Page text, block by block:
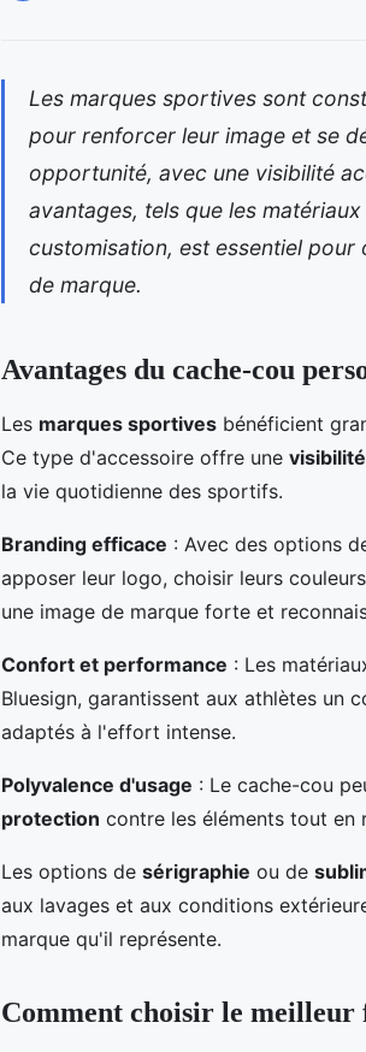
Les marques sportives sont
pour renforcer leur image et se
opportunité, avec une visibilité
avantages, tels que les
customisation, est essentiel
de marque.
Avantages du cache-cou
Les marques sportives bénéficient
Ce type d'accessoire offre une
la vie quotidienne des sportifs.
Branding efficace : Avec des options
apposer leur logo, choisir leurs
une image de marque forte et
Confort et performance : Les
Bluesign, garantissent aux athlètes un
adaptés à l'effort intense.
Polyvalence d'usage : Le cache-cou
protection contre les éléments tout en
Les options de sérigraphie ou de
aux lavages et aux conditions
marque qu'il représente.
Comment choisir le meilleur